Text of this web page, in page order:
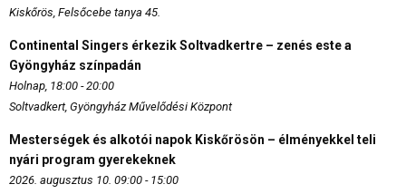
Kiskőrös, Felsőcebe tanya 45.
Continental Singers érkezik Soltvadkertre – zenés este a
Gyöngyház színpadán
Holnap, 18:00 - 20:00
Soltvadkert, Gyöngyház Művelődési Központ
Mesterségek és alkotói napok Kiskőrösön – élményekkel teli
nyári program gyerekeknek
2026. augusztus 10. 09:00 - 15:00